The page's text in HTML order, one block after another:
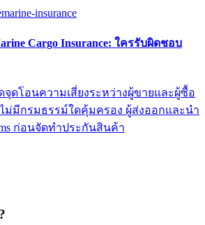
marine-insurance
Cargo Insurance: ใครรับผิดชอบ
ดจุดโอนความเสี่ยงระหว่างผู้ขายและผู้ซื้อ
ไม่มีกรมธรรม์ใดคุ้มครอง ผู้ส่งออกและนำ
ก่อนจัดทำประกันสินค้า